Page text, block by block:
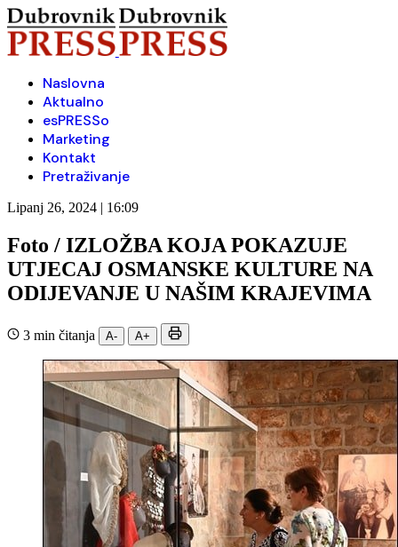
Naslovna
Aktualno
esPRESSo
Marketing
Kontakt
Pretraživanje
Lipanj 26, 2024 | 16:09
Foto / IZLOŽBA KOJA POKAZUJE
UTJECAJ OSMANSKE KULTURE NA
ODIJEVANJE U NAŠIM KRAJEVIMA
3 min čitanja A- A+